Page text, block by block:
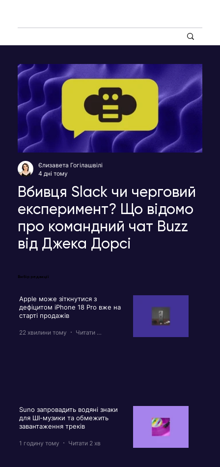
Вбивця Slack чи черговий
експеримент? Що відомо
про командний чат Buzz
від Джека Дорсі
Єлизавета Гогілашвілі
4 дні тому
Вибір редакції
Apple може зіткнутися з
дефіцитом iPhone 18 Pro вже на
старті продажів
22 хвилини тому Читати 2 хв
Suno запровадить водяні знаки
для ШІ-музики та обмежить
завантаження треків
1 годину тому Читати 2 хв